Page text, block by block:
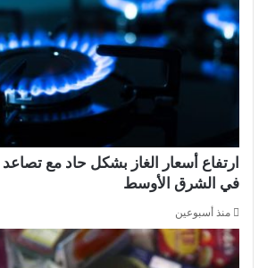
ارتفاع أسعار الغاز بشكل حاد مع تصاعد
في الشرق الأوسط
منذ أسبوعين